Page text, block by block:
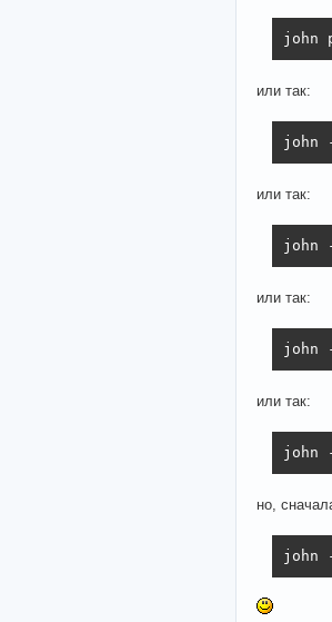
john
или так:
john
или так:
john
или так:
john
или так:
john
но,
john